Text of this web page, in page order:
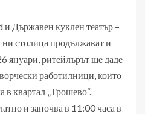
Държавен куклен театър –
ни столица продължават и
януари, ритейлърът ще даде
работилници, които
в квартал „Трошево“.
и започва в 11:00 часа в